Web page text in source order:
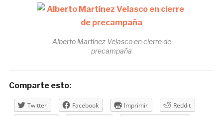
Alberto Martínez Velasco en cierre de
precampaña
Comparte esto:
Twitter Facebook Imprimir
Reddit